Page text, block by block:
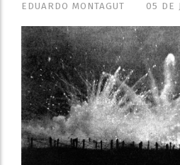
05 DE
EDUARDO MONTAGUT